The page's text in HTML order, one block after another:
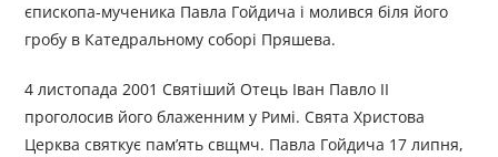
єпископа-мученика Павла Гойдича і молився біля його
гробу в Катедральному соборі Пряшева.
4 листопада 2001 Святіший Отець Іван Павло ІІ
проголосив його блаженним у Римі. Свята Христова
Церква святкує пам’ять свщмч. Павла Гойдича 17 липня,